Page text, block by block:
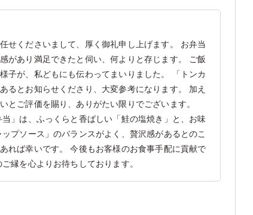
せくださいまして、厚く御礼申し上げます。 お弁当
があり満足できたと伺い、何よりと存じます。 ご飯
子が、私どもにも伝わってまいりました。 「トンカ
るとお知らせくださり、大変参考になります。 加え
とご評価を賜り、ありがたい限りでございます。
」は、ふっくらと香ばしい「鮭の塩焼き」と、お味
プソース」のバランスがよく、贅沢感があるとのこ
れば幸いです。 今後もお客様のお食事手配に貢献で
縁を心よりお待ちしております。